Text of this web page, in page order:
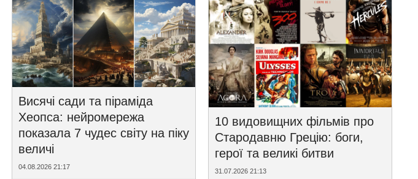
Висячі сади та піраміда
Хеопса: нейромережа
показала 7 чудес світу на піку
величі
04.08.2026 21:17
10 видовищних фільмів про
Стародавню Грецію: боги,
герої та великі битви
31.07.2026 21:13